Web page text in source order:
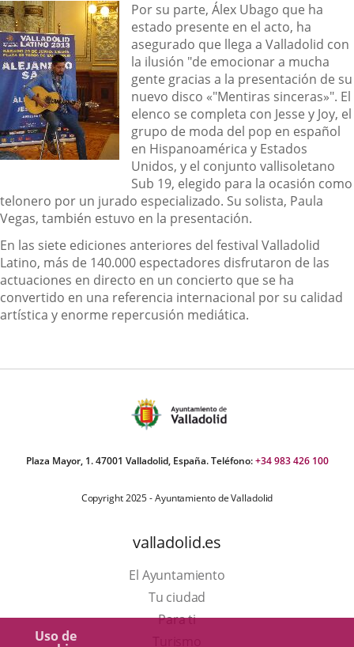
Uso de
Por su parte, Álex Ubago que ha
estado presente en el acto, ha
asegurado que llega a Valladolid con
la ilusión "de emocionar a mucha
gente gracias a la presentación de su
nuevo disco «"Mentiras sinceras»". El
elenco se completa con Jesse y Joy, el
grupo de moda del pop en español
en Hispanoamérica y Estados
Unidos, y el conjunto vallisoletano
Sub 19, elegido para la ocasión como
telonero por un jurado especializado. Su solista, Paula
Vegas, también estuvo en la presentación.
En las siete ediciones anteriores del festival Valladolid
Latino, más de 140.000 espectadores disfrutaron de las
actuaciones en directo en un concierto que se ha
convertido en una referencia internacional por su calidad
artística y enorme repercusión mediática.
Plaza Mayor, 1. 47001 Valladolid, España. Teléfono:+34 983 426 100
Copyright 2025 - Ayuntamiento de Valladolid
valladolid.es
El Ayuntamiento
Tu ciudad
Para ti